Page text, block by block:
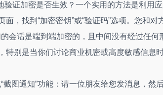
证加密是否生效？一个实用的方法是利用
，找到“加密密钥”或“验证码”选项。您和对
会话是端到端加密的，且中间没有经过任何
特别是当你们讨论商业机密或高度敏感信息
图通知”功能：请一位朋友给您发消息，然